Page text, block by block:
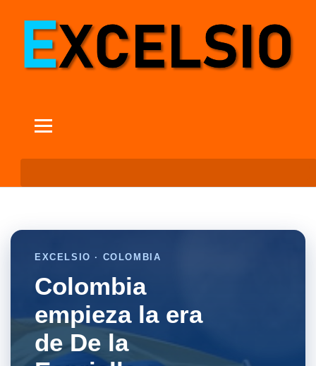
EXCELSIO · COLOMBIA
Colombia
empieza la era
de De la